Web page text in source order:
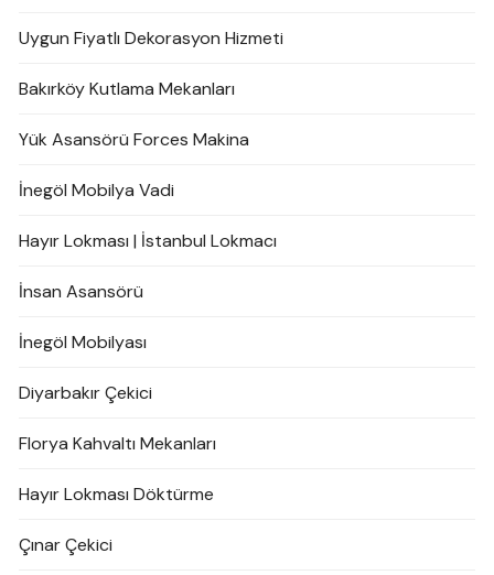
Uygun Fiyatlı Dekorasyon Hizmeti
Bakırköy Kutlama Mekanları
Yük Asansörü Forces Makina
İnegöl Mobilya Vadi
Hayır Lokması | İstanbul Lokmacı
İnsan Asansörü
İnegöl Mobilyası
Diyarbakır Çekici
Florya Kahvaltı Mekanları
Hayır Lokması Döktürme
Çınar Çekici